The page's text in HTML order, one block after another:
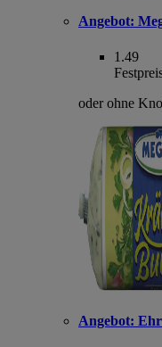
Angebot:
1.49
oder ohne
Angebot: